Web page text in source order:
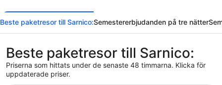
Beste paketresor till Sarnico:Semestererbjudanden på tre nätter
Beste paketresor till Sarnico:
Priserna som hittats under de senaste 48 timmarna. Klicka för
uppdaterade priser.